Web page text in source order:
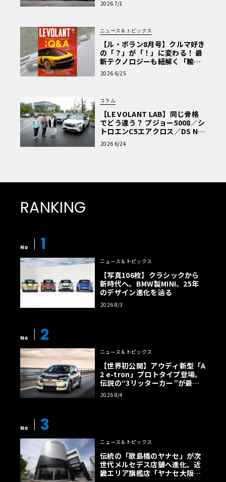
2026 7/1
ニュース＆トピックス
【ル・ボラン8月号】クルマ好き
の「？」が「！」に変わる！ 最
新テクノロジーも紐解く「輸入
車Q&A」
2026 6/25
コラム
【LE VOLANT LAB】同じ骨格
でどう違う？ プジョー5008／シ
トロエンC5エアクロス／DS Nº4
読者一気乗りレポート
2026 6/24
RANKING
No 1
ニュース＆トピックス
【写真106枚】クラシックから
新時代へ。BMW製MINI、25年
のデザイン進化を辿る
2026 8/3
No 2
ニュース＆トピックス
【世界初公開】アウディ新型「A
2 e-tron」プロトタイプ登場。
伝説の“3リッターカー”が最高
効率エントリーBEVとして復活
【画像38枚】
2026 8/4
No 3
ニュース＆トピックス
伝統の「歌島橋のヤナセ」が次
世代メルセデス店舗へ進化。近
畿エリア旗艦店「ヤナセ大阪支